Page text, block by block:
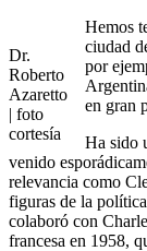
Dr.
Roberto
Azaretto
| foto
cortesía
Hemos
ciudad
por
en gran
Ha sido
venido
relevancia como
figuras de la
colaboró con
francesa en 1958,